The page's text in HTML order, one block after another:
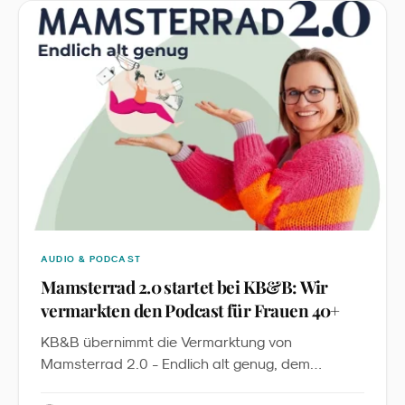
Kampagne: Es ist die erste sichtbare Anwendung
eines global geltenden Character-Licensing-
Standards im deutschen LEH.
AUDIO & PODCAST
Mamsterrad 2.0 startet bei KB&B: Wir
vermarkten den Podcast für Frauen 40+
KB&B übernimmt die Vermarktung von
Mamsterrad 2.0 - Endlich alt genug, dem